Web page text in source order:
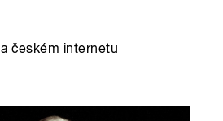
českém internetu